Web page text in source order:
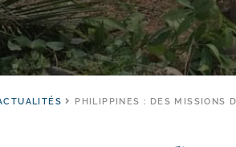
PHILIPPINES : DES MISSIONS